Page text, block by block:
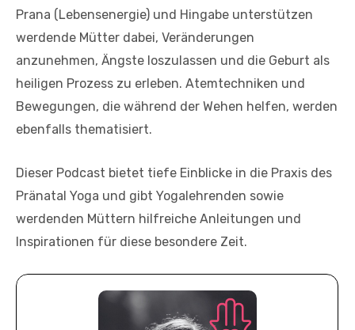
Prana (Lebensenergie) und Hingabe unterstützen
werdende Mütter dabei, Veränderungen
anzunehmen, Ängste loszulassen und die Geburt als
heiligen Prozess zu erleben. Atemtechniken und
Bewegungen, die während der Wehen helfen, werden
ebenfalls thematisiert.
Dieser Podcast bietet tiefe Einblicke in die Praxis des
Pränatal Yoga und gibt Yogalehrenden sowie
werdenden Müttern hilfreiche Anleitungen und
Inspirationen für diese besondere Zeit.